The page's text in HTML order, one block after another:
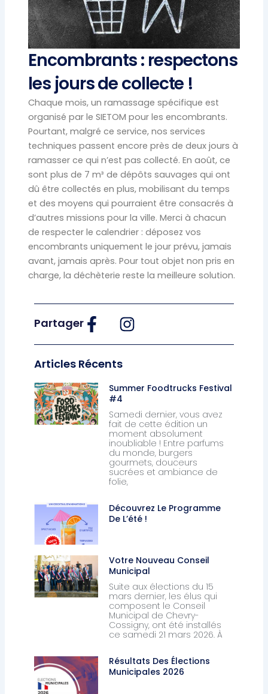
Encombrants : respectons
les jours de collecte !
Chaque mois, un ramassage spécifique est
organisé par le SIETOM pour les encombrants.
Pourtant, malgré ce service, nos services
techniques passent encore près de deux jours à
ramasser ce qui n’est pas collecté. En août, ce
sont plus de 7 m³ de dépôts sauvages qui ont
dû être collectés en plus, mobilisant du temps
et des moyens qui pourraient être consacrés à
d’autres missions pour la ville. Merci à chacun
de respecter le calendrier : déposez vos
encombrants uniquement le jour prévu, jamais
avant, jamais après. Pour tout objet non pris en
charge, la déchèterie reste la meilleure solution.
Partager
Articles Récents
Summer Foodtrucks Festival
#4
Samedi dernier, vous avez
fait de cette édition un
moment absolument
inoubliable ! Entre parfums
du monde, burgers
gourmets, douceurs
sucrées et ambiance de
folie,
Découvrez Le Programme
De L’été !
Votre Nouveau Conseil
Municipal
Suite aux élections du 15
mars dernier, les élus qui
composent le Conseil
Municipal de Chevry-
Cossigny, ont été installés
ce samedi 21 mars 2026. À
Résultats Des Élections
Municipales 2026